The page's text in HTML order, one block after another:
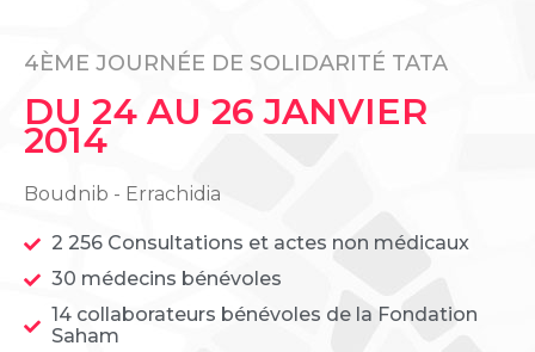
4ÈME JOURNÉE DE SOLIDARITÉ TATA
DU 24 AU 26 JANVIER
2014
Boudnib - Errachidia
2 256 Consultations et actes non médicaux
30 médecins bénévoles
14 collaborateurs bénévoles de la Fondation
Saham